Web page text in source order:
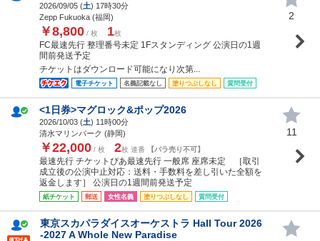
2026/09/05 (土) 17時30分
Zepp Fukuoka (福岡)
￥8,800 / 枚 1枚
FC最速先行 整理番号未定 1Fスタンディング 公演日の1週
間前発送予定
チケットはダウンロード可能になり次第...
電子チケット 名義記載なし 塗りつぶしなし 質問受付
2
<1日券>マグロック&ポップ2026
2026/10/03 (土) 11時00分
清水マリンパーク (静岡)
￥22,000 / 枚 2枚 連番 【バラ売り不可】
最速先行 チケットぴあ最速先行 一般席 座席未定 ［取引
成立後の公演中止対応：送料・手数料を差し引いた全額を
返金します］ 公演日の1週間前発送予定
紙チケット 郵送 女性名義 塗りつぶしなし 質問受付
11
東京スカパラダイスオーケストラ Hall Tour 2026
-2027 A Whole New Paradise